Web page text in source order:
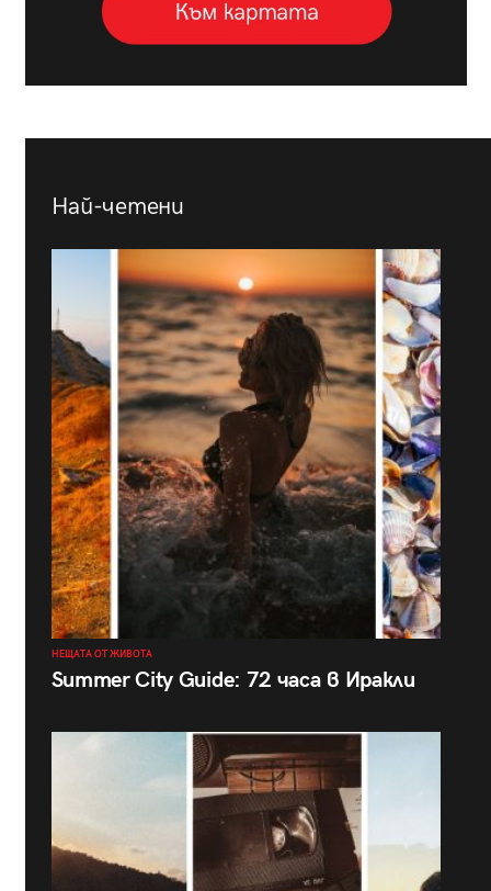
Най-четени
НЕЩАТА ОТ ЖИВОТА
Summer City Guide: 72 часа в Иракли